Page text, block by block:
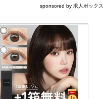
sponsored by 求人ボックス